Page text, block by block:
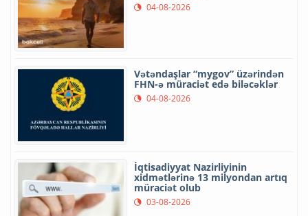
04-08-2026
Vətəndaşlar “mygov” üzərindən
FHN-ə müraciət edə biləcəklər
04-08-2026
İqtisadiyyat Nazirliyinin
xidmətlərinə 13 milyondan artıq
müraciət olub
03-08-2026